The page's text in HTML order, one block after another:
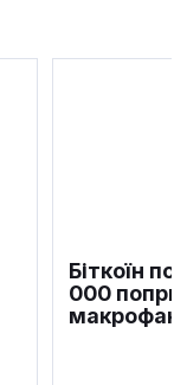
Біткоїн
000 попри